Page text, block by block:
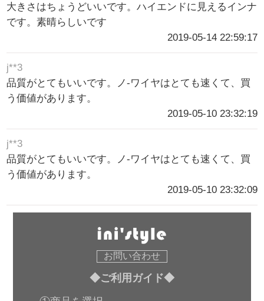
大きさはちょうどいいです。ハイエンドに見えるインナ
です。素晴らしいです
2019-05-14 22:59:17
j**3
品質がとてもいいです。ノ-ワイヤはとても速くて、買
う価値があります。
2019-05-10 23:32:19
j**3
品質がとてもいいです。ノ-ワイヤはとても速くて、買
う価値があります。
2019-05-10 23:32:09
お問い合わせ
◆ご利用ガイド◆